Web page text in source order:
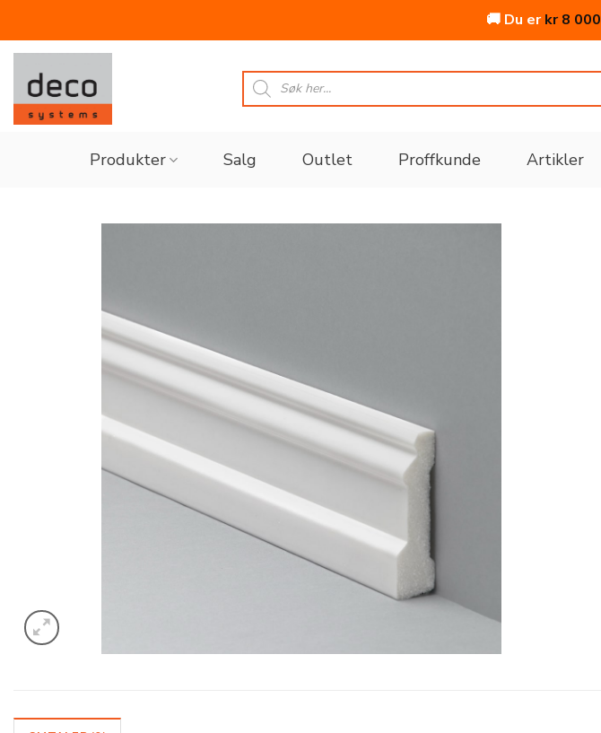
🚚 Du erkr8 000
Skip
content
Products
search
Produkter Salg Outlet Proffkunde Artikler